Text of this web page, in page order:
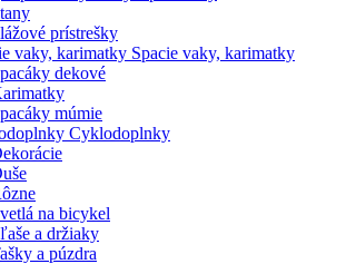
prístrešky
Spacie vaky, karimatky
dekové
múmie
Cyklodoplnky
na bicykel
a držiaky
a púzdra